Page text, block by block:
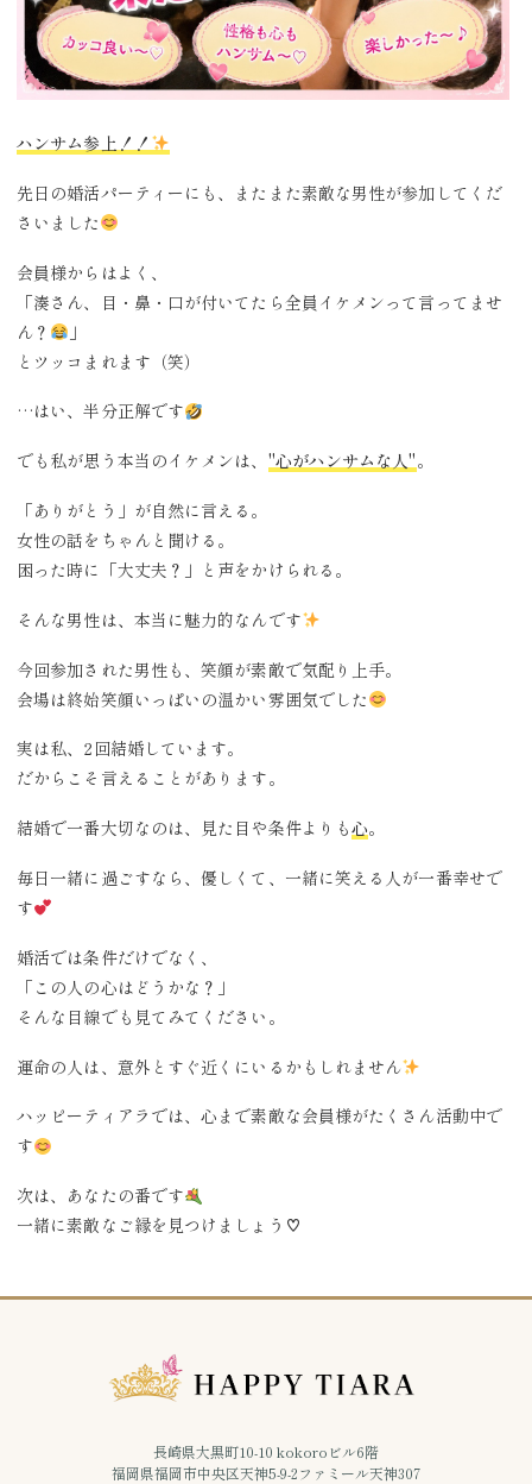
ハンサム参上！！
先日の婚活パーティーにも、またまた素敵な男性が参加してくだ
さいました
会員様からはよく、
「湊さん、目・鼻・口が付いてたら全員イケメンって言ってませ
ん？
」
とツッコまれます（笑）
…はい、半分正解です
でも私が思う本当のイケメンは、 "心がハンサムな人"。
「ありがとう」が自然に言える。
女性の話をちゃんと聞ける。
困った時に「大丈夫？」と声をかけられる。
そんな男性は、本当に魅力的なんです
今回参加された男性も、笑顔が素敵で気配り上手。
会場は終始笑顔いっぱいの温かい雰囲気でした
実は私、2回結婚しています。
だからこそ言えることがあります。
結婚で一番大切なのは、見た目や条件よりも心。
毎日一緒に過ごすなら、優しくて、一緒に笑える人が一番幸せで
す
婚活では条件だけでなく、
「この人の心はどうかな？」
そんな目線でも見てみてください。
運命の人は、意外とすぐ近くにいるかもしれません
ハッピーティアラでは、心まで素敵な会員様がたくさん活動中で
す
次は、あなたの番です
一緒に素敵なご縁を見つけましょう♡
長崎県大黒町10-10 kokoroビル6階
福岡県福岡市中央区天神5-9-2ファミール天神307